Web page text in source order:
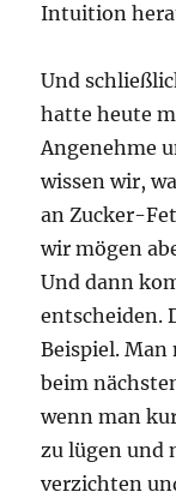
Intuition
Und
hatte heute
Angenehme
wissen wir,
an Zucker-
wir mögen
Und dann
entscheiden.
Beispiel.
beim
wenn man
zu lügen und
verzichten